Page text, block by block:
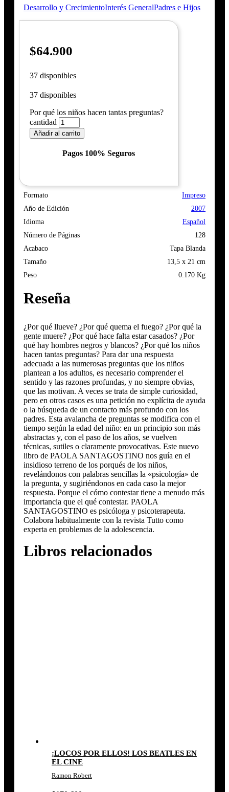
Desarrollo y CrecimientoInterés GeneralPadres e Hijos
$64.900
37 disponibles
37 disponibles
Por qué los niños hacen tantas preguntas?
cantidad
Añadir al carrito
Pagos 100% Seguros
Formato
Impreso
Año de Edición
2007
Idioma
Español
Número de Páginas
128
Acabaco
Tapa Blanda
Tamaño
13,5 x 21 cm
Peso
0.170 Kg
Reseña
¿Por qué llueve? ¿Por qué quema el fuego? ¿Por qué la
gente muere? ¿Por qué hace falta estar casados? ¿Por
qué hay hombres negros y blancos? ¿Por qué los niños
hacen tantas preguntas? Para dar una respuesta
adecuada a las numerosas preguntas que los niños
plantean a los adultos, es necesario comprender el
sentido y las razones profundas, y no siempre obvias,
que las motivan. A veces se trata de simple curiosidad,
pero en otros casos es una petición no explícita de ayuda
o la búsqueda de un contacto más profundo con los
padres. Esta avalancha de preguntas se modifica con el
tiempo según la edad del niño: en un principio son más
abstractas y, con el paso de los años, se vuelven
técnicas, sutiles o claramente provocativas. Este nuevo
libro de PAOLA SANTAGOSTINO nos guía en el
insidioso terreno de los porqués de los niños,
revelándonos con palabras sencillas la «psicología» de
la pregunta, y sugiriéndonos en cada caso la mejor
respuesta. Porque el cómo contestar tiene a menudo más
importancia que el qué contestar. PAOLA
SANTAGOSTINO es psicóloga y psicoterapeuta.
Colabora habitualmente con la revista Tutto como
experta en problemas de la adolescencia.
Libros relacionados
¡LOCOS POR ELLOS! LOS BEATLES EN
EL CINE
Ramon Robert